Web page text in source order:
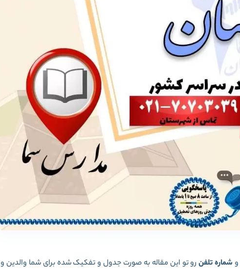
و شماره تلفنرو تو این مقاله به صورت جدول و تفکیک شده برای شما والدین و